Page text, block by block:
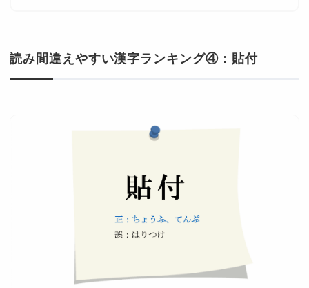
読み間違えやすい漢字ランキング④：貼付